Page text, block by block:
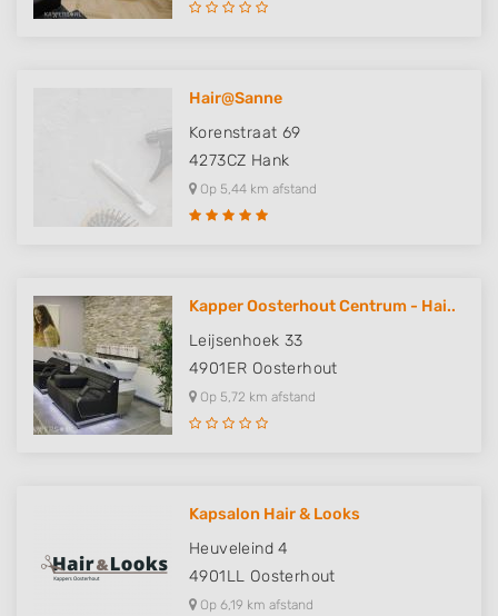
Hair@Sanne
Korenstraat 69
4273CZ Hank
Op 5,44 km afstand
Kapper Oosterhout Centrum - Hai..
Leijsenhoek 33
4901ER Oosterhout
Op 5,72 km afstand
Kapsalon Hair & Looks
Heuveleind 4
4901LL Oosterhout
Op 6,19 km afstand